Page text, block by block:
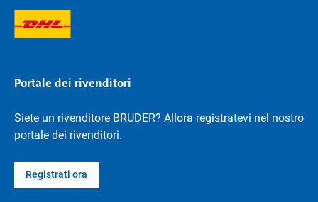
Portale dei rivenditori
Siete un rivenditore BRUDER? Allora registratevi nel nostro
portale dei rivenditori.
Registrati ora